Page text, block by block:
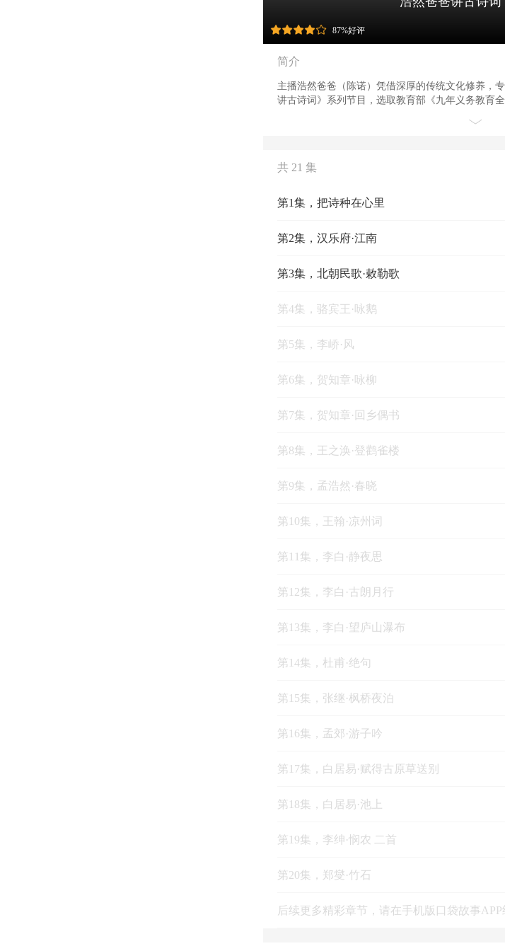
87%好评
简介
主播浩然爸爸（陈诺）凭借深厚的传统文化修养，
讲古诗词》系列节目，选取教育部《九年义务教育
赢在起跑线。
【课程特色】
纲》指定的80篇小学生必备的古诗词。
2、父子互动对话式讲学，亲子共诵增进家庭亲情：
们，大家不妨也像浩然爸爸学习，带着您的宝贝一
教育。在浩然爸爸的引导下，诗词不仅仅再是文科
子的语音问题，并让孩子感受诗词韵律之美；第二
赏析后，最后的诗词复读，将使让孩子进一步透彻理
浩然爸爸：
八零后爸爸，国学亲子教育从业者。
7岁的浩然小朋友，在爸爸的言传身教下成为知识渊
共 21 集
第1集，把诗种在心里
第2集，汉乐府·江南
第3集，北朝民歌·敕勒歌
第4集，骆宾王·咏鹅
第5集，李峤·风
第6集，贺知章·咏柳
第7集，贺知章·回乡偶书
第8集，王之涣·登鹳雀楼
第9集，孟浩然·春晓
第10集，王翰·凉州词
第11集，李白·静夜思
第12集，李白·古朗月行
第13集，李白·望庐山瀑布
第14集，杜甫·绝句
第15集，张继·枫桥夜泊
第16集，孟郊·游子吟
第17集，白居易·赋得古原草送别
第18集，白居易·池上
第19集，李绅·悯农 二首
第20集，郑燮·竹石
后续更多精彩章节，请在手机版口袋故事APP